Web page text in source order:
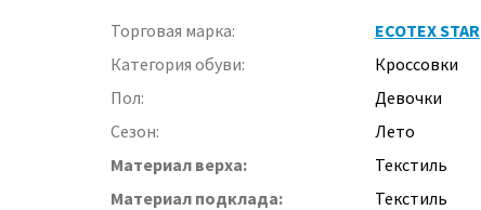
Торговая марка:
ECOTEX STAR
Категория обуви:
Кроссовки
Пол:
Девочки
Сезон:
Лето
Материал верха:
Текстиль
Материал подклада:
Текстиль